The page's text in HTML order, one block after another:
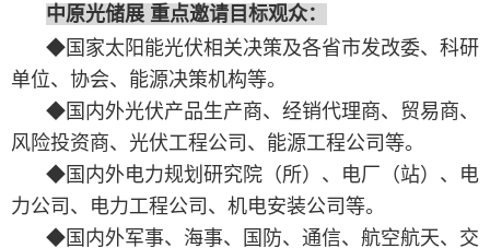
中原光储展 重点邀请 目标观众：
◆国家太阳能光伏相关决策及各省市发改委、科研
单位、协会、能源决策机构等。
◆国内外光伏产品生产商、经销代理商、贸易商、
风险投资商、光伏工程公司、能源工程公司等。
◆国内外电力规划研究院（所）、电厂（站）、电
力公司、电力工程公司、机电安装公司等。
◆国内外军事、海事、国防、通信、航空航天、交